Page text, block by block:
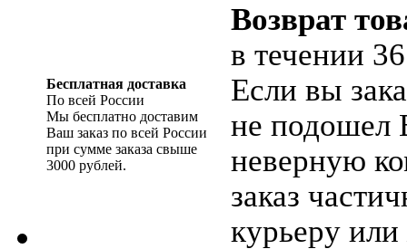
Бесплатная доставка
По всей России
Мы бесплатно доставим
Ваш заказ по всей России
при сумме заказа свыше
3000 рублей.
Возврат
в течении
Если вы
не подошел
неверную
заказ
курьеру